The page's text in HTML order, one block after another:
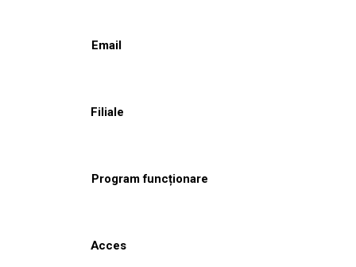
Email
Filiale
Program funcționare
Acces